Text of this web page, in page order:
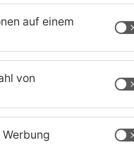
– das
Polizei ist es in
Süd zu einem
leicht verletzt.
Weiskirchen
kam es auch